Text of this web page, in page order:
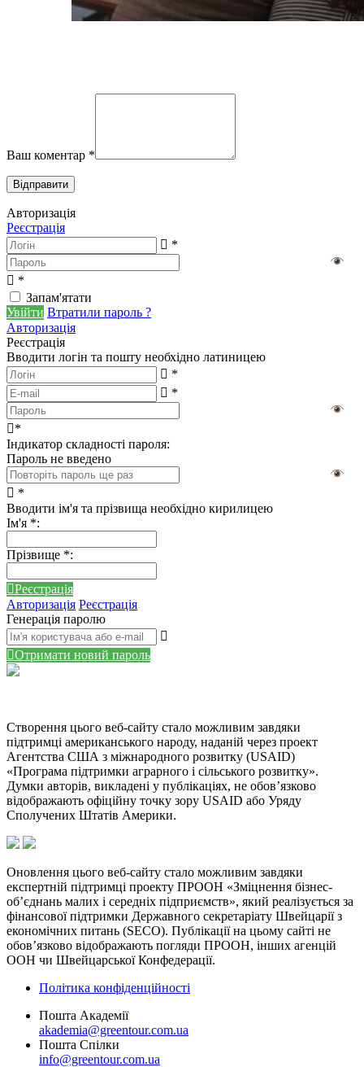
Ваш коментар *
Авторизація
Реєстрація
*
*
Запам'ятати
Увійти Втратили пароль ?
Авторизація
Реєстрація
Вводити логін та пошту необхідно латиницею
*
*
*
Індикатор складності пароля:
Пароль не введено
*
Вводити ім'я та прізвища необхідно кирилицею
Ім'я *:
Прізвище *:
Реєстрація
Авторизація Реєстрація
Генерація паролю
Отримати новий пароль
Створення цього веб-сайту стало можливим завдяки
підтримці американського народу, наданій через проект
Агентства США з міжнародного розвитку (USAID)
«Програма підтримки аграрного і сільського розвитку».
Думки авторів, викладені у публікаціях, не обов’язково
відображають офіційну точку зору USAID або Уряду
Сполучених Штатів Америки.
Оновлення цього веб-сайту стало можливим завдяки
експертній підтримці проекту ПРООН «Зміцнення бізнес-
об’єднань малих і середніх підприємств», який реалізується за
фінансової підтримки Державного секретаріату Швейцарії з
економічних питань (SECO). Публікації на цьому сайті не
обов’язково відображають погляди ПРООН, інших агенцій
ООН чи Швейцарської Конфедерації.
Політика конфіденційності
Пошта Академії
akademia@greentour.com.ua
Пошта Спілки
info@greentour.com.ua